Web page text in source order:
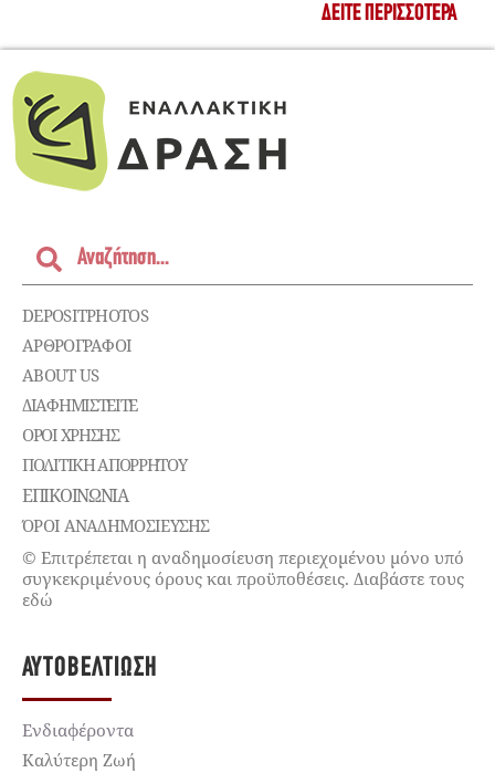
ΔΕΊΤΕ ΠΕΡΙΣΣΌΤΕΡΑ
DEPOSITPHOTOS
ΑΡΘΡΟΓΡΑΦΟΙ
ABOUT US
ΔΙΑΦΗΜΙΣΤΕΊΤΕ
ΌΡΟΙ ΧΡΉΣΗΣ
ΠΟΛΙΤΙΚΉ ΑΠΟΡΡΉΤΟΥ
ΕΠΙΚΟΙΝΩΝΊΑ
ΌΡΟΙ ΑΝΑΔΗΜΟΣΙΕΥΣΗΣ
© Επιτρέπεται η αναδημοσίευση περιεχομένου μόνο υπό
συγκεκριμένους όρους και προϋποθέσεις. Διαβάστε τους
εδώ
ΑΥΤΟΒΕΛΤΊΩΣΗ
Ενδιαφέροντα
Καλύτερη Ζωή